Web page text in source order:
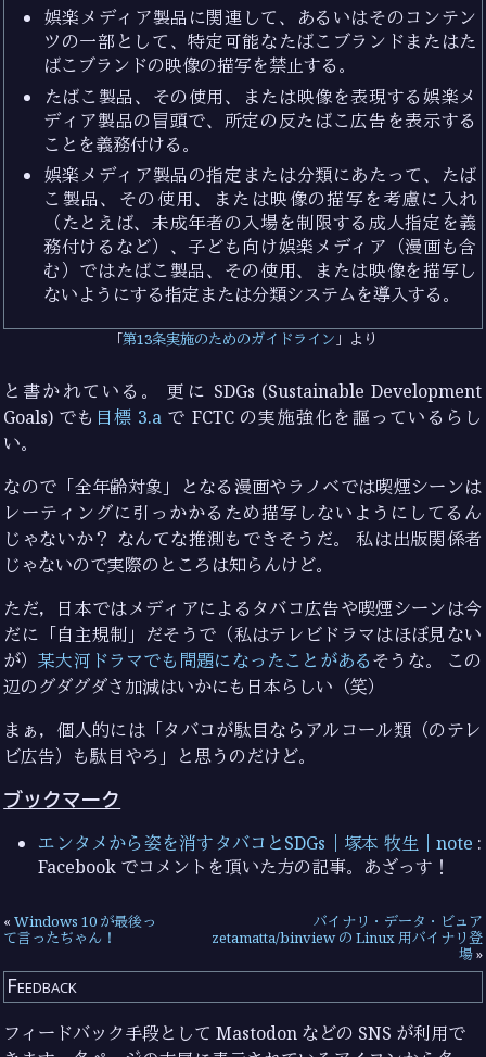
娯楽メディア製品に関連して、あるいはそのコンテン
ツの一部として、特定可能なたばこブランドまたはた
ばこブランドの映像の描写を禁止する。
たばこ製品、その使用、または映像を表現する娯楽メ
ディア製品の冒頭で、所定の反たばこ広告を表示する
ことを義務付ける。
娯楽メディア製品の指定または分類にあたって、たば
こ製品、その使用、または映像の描写を考慮に入れ
（たとえば、未成年者の入場を制限する成人指定を義
務付けるなど）、子ども向け娯楽メディア（漫画も含
む）ではたばこ製品、その使用、または映像を描写し
ないようにする指定または分類システムを導入する。
第13条実施のためのガイドライン より
と書かれている。 更に SDGs (Sustainable Development
Goals) でも 目標 3.a で FCTC の実施強化を謳っているらし
い。
なので「全年齢対象」となる漫画やラノベでは喫煙シーンは
レーティングに引っかかるため描写しないようにしてるん
じゃないか？ なんてな推測もできそうだ。 私は出版関係者
じゃないので実際のところは知らんけど。
ただ，日本ではメディアによるタバコ広告や喫煙シーンは今
だに「自主規制」だそうで（私はテレビドラマはほぼ見ない
が）某大河ドラマでも問題になったことがあるそうな。 この
辺のグダグダさ加減はいかにも日本らしい（笑）
まぁ，個人的には「タバコが駄目ならアルコール類（のテレ
ビ広告）も駄目やろ」と思うのだけど。
ブックマーク
エンタメから姿を消すタバコとSDGs｜塚本 牧生｜note :
Facebook でコメントを頂いた方の記事。あざっす！
«Windows 10 が最後っ
て言ったぢゃん！
バイナリ・データ・ビュア
zetamatta/binview の Linux 用バイナリ登
場»
Feedback
フィードバック手段として Mastodon などの SNS が利用で